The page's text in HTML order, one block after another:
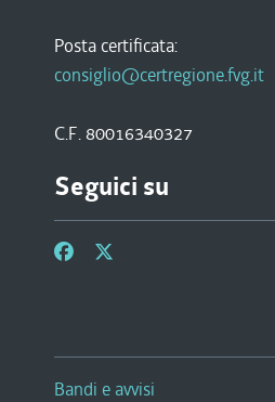
Posta certificata:
consiglio@certregione.fvg.it
C.F. 80016340327
Seguici su
Bandi e avvisi